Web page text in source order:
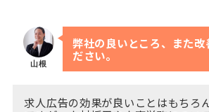
弊社の良いところ、また改
ださい。
山根
求人広告の効果が良いことはもちろ